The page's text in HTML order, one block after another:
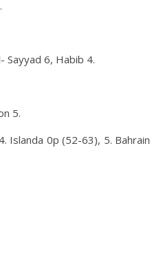
Sayyad 6, Habib 4.
5.
Islanda 0p (52-63), 5. Bahrain